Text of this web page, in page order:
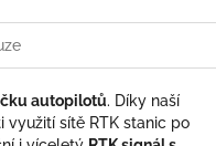
autopilotů. Díky naší
využití sítě RTK stanic po